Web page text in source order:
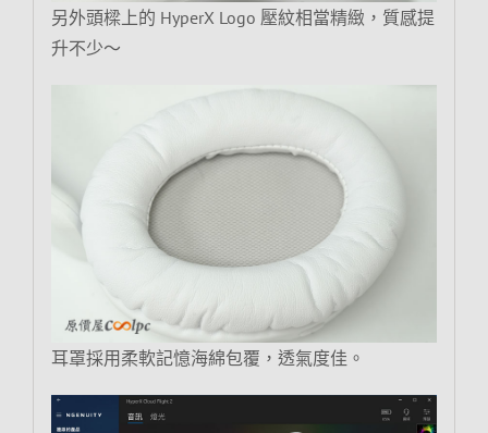
另外頭樑上的 HyperX Logo 壓紋相當精緻，質感提
升不少～
耳罩採用柔軟記憶海綿包覆，透氣度佳。